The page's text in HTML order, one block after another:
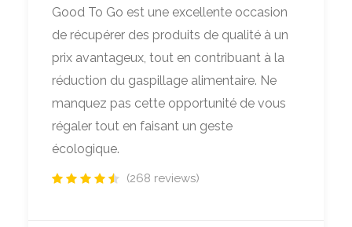
Good To Go est une excellente occasion
de récupérer des produits de qualité à un
prix avantageux, tout en contribuant à la
réduction du gaspillage alimentaire. Ne
manquez pas cette opportunité de vous
régaler tout en faisant un geste
écologique.
(268 reviews)